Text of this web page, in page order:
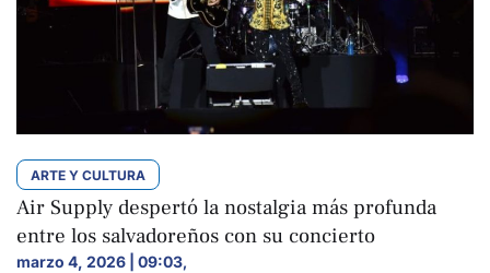
ARTE Y CULTURA
Air Supply despertó la nostalgia más profunda
entre los salvadoreños con su concierto
marzo 4, 2026 | 09:03,